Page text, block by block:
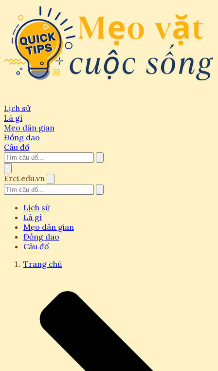
Lịch sử
Là gì
Mẹo dân gian
Đồng dao
Câu đố
Erci.edu.vn
Lịch sử
Là gì
Mẹo dân gian
Đồng dao
Câu đố
Trang chủ